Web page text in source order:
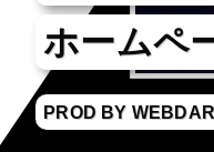
ホームペ
PROD BY